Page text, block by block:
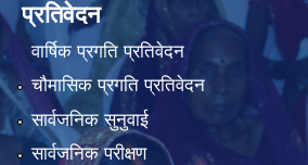
प्रतिवेदन
वार्षिक प्रगति प्रतिवेदन
चौमासिक प्रगति प्रतिवेदन
सार्वजनिक सुनुवाई
सार्वजनिक परीक्षण